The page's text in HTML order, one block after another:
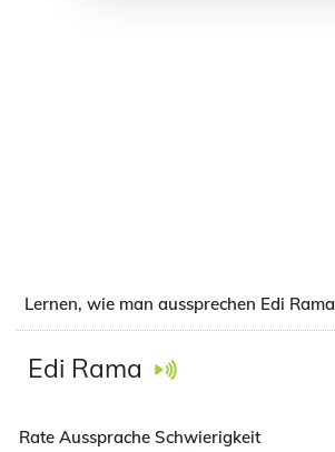
Lernen, wie man aussprechen Edi Rama
Edi Rama
Rate Aussprache Schwierigkeit